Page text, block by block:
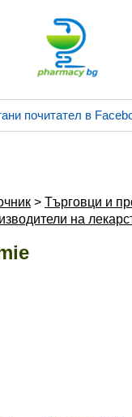
почитател в
> Търговци и
на